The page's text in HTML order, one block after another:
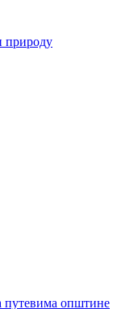
природу
путевима општине